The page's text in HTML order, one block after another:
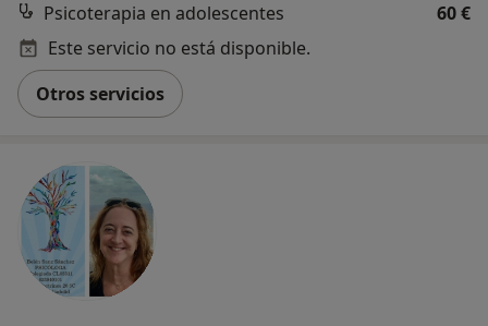
Psicoterapia en adolescentes
60 €
Este servicio no está disponible.
Otros servicios